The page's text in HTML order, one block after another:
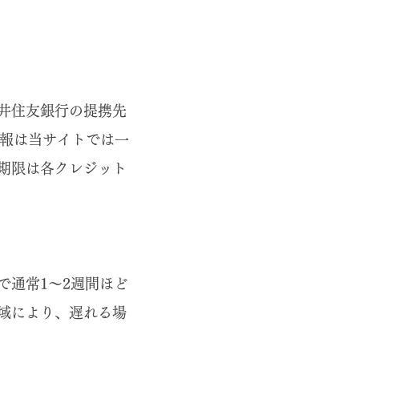
住友銀行の提携先
は当サイトでは一
限は各クレジット
通常1〜2週間ほど
により、遅れる場